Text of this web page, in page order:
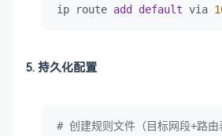
ip route add default via
5. ​持久化配置
# 创建规则文件（目标网段+路由